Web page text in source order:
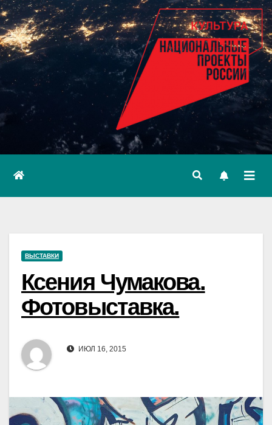
ВЫСТАВКИ
Ксения Чумакова.
Фотовыставка.
ИЮЛ 16, 2015